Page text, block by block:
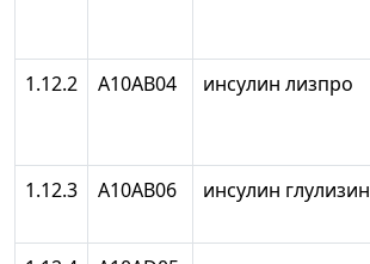
1.12.2 А10АВ04 инсулин лизпро
1.12.3 А10АВ06 инсулин глулизин